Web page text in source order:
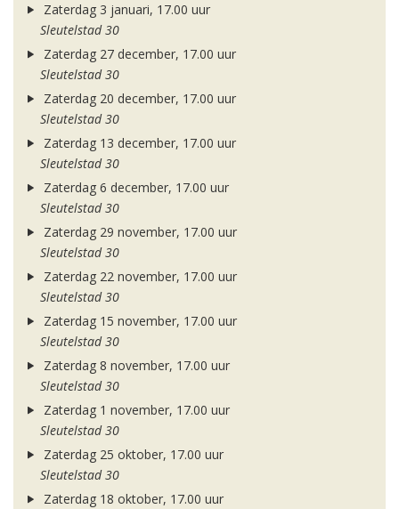
Zaterdag 3 januari, 17.00 uur
Sleutelstad 30
Zaterdag 27 december, 17.00 uur
Sleutelstad 30
Zaterdag 20 december, 17.00 uur
Sleutelstad 30
Zaterdag 13 december, 17.00 uur
Sleutelstad 30
Zaterdag 6 december, 17.00 uur
Sleutelstad 30
Zaterdag 29 november, 17.00 uur
Sleutelstad 30
Zaterdag 22 november, 17.00 uur
Sleutelstad 30
Zaterdag 15 november, 17.00 uur
Sleutelstad 30
Zaterdag 8 november, 17.00 uur
Sleutelstad 30
Zaterdag 1 november, 17.00 uur
Sleutelstad 30
Zaterdag 25 oktober, 17.00 uur
Sleutelstad 30
Zaterdag 18 oktober, 17.00 uur